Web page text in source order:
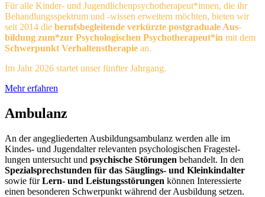
Für alle Kinder- und Jugend­lichen­psycho­the­ra­peut*in­nen, die ihr
Be­hand­lungs­spektrum und -wis­sen erweitern möchten, bieten wir
seit 2014 die be­rufs­be­gleitende verkürzte post­gra­duale Aus­
bildung zum*zur Psy­cho­lo­gischen Psy­cho­thera­peut*in mit dem
Schwer­punkt Ver­hal­tens­thera­pie an.
Im Jahr 2026 startet unser fünfter Jahrgang.
Mehr erfahren
Ambulanz
An der angegliederten Ausbildungsambulanz wer­den alle im
Kindes- und Jugendalter re­le­van­ten psy­cho­lo­gi­schen Frage­stel­
lungen un­ter­sucht und psy­chi­sche Störungen be­han­delt. In den
Spe­zial­sprech­stunden für das Säuglings- und Klein­kind­alter
sowie fürLern- und Leis­tungs­stö­rungen können Interessierte
einen besonderen Schwer­punkt wäh­rend der Ausbildung setzen.